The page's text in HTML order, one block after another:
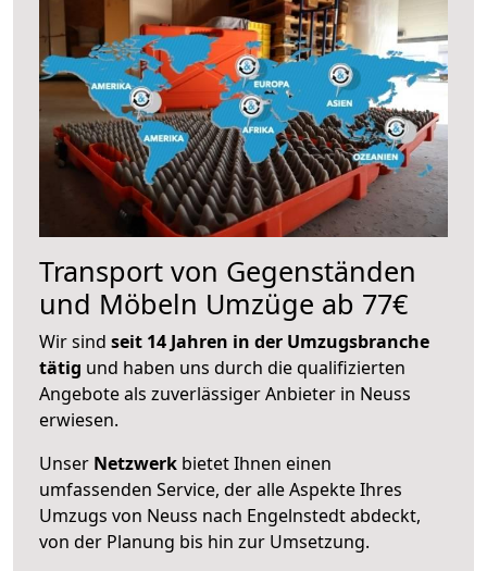
Transport von Gegenständen
und Möbeln Umzüge ab 77€
Wir sind seit 14 Jahren in der Umzugsbranche
tätig und haben uns durch die qualifizierten
Angebote als zuverlässiger Anbieter in Neuss
erwiesen.
Unser Netzwerk bietet Ihnen einen
umfassenden Service, der alle Aspekte Ihres
Umzugs von Neuss nach Engelnstedt abdeckt,
von der Planung bis hin zur Umsetzung.